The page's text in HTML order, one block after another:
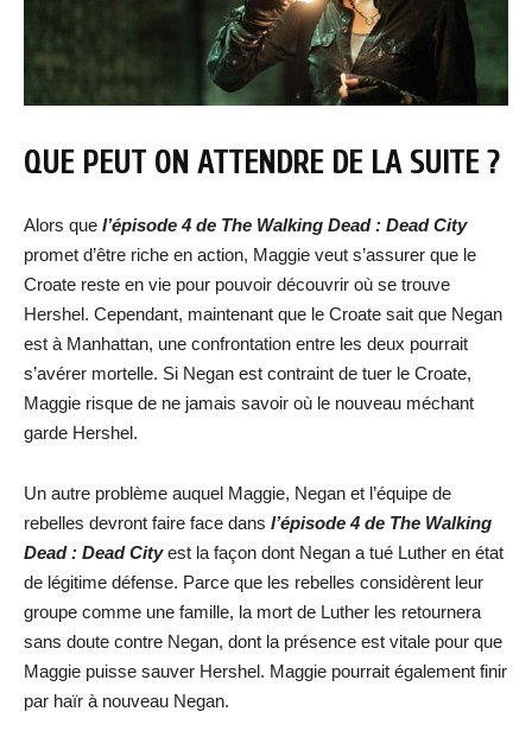
QUE PEUT ON ATTENDRE DE LA SUITE ?
Alors que l’épisode 4 de The Walking Dead : Dead City
promet d’être riche en action, Maggie veut s’assurer que le
Croate reste en vie pour pouvoir découvrir où se trouve
Hershel. Cependant, maintenant que le Croate sait que Negan
est à Manhattan, une confrontation entre les deux pourrait
s’avérer mortelle. Si Negan est contraint de tuer le Croate,
Maggie risque de ne jamais savoir où le nouveau méchant
garde Hershel.
Un autre problème auquel Maggie, Negan et l’équipe de
rebelles devront faire face dans l’épisode 4 de The Walking
Dead : Dead Cityest la façon dont Negan a tué Luther en état
de légitime défense. Parce que les rebelles considèrent leur
groupe comme une famille, la mort de Luther les retournera
sans doute contre Negan, dont la présence est vitale pour que
Maggie puisse sauver Hershel. Maggie pourrait également finir
par haïr à nouveau Negan.